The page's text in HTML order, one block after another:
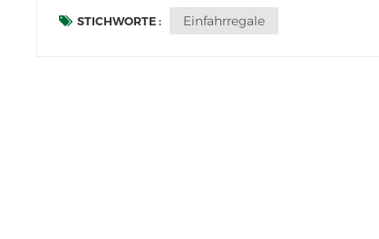
STICHWORTE : Einfahrregale